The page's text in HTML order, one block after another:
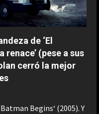
de ‘El
(pese a sus
cerró la mejor
Begins‘ (2005). Y